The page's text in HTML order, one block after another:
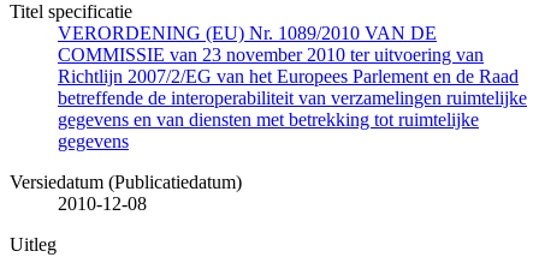
Titel specificatie
VERORDENING (EU) Nr. 1089/2010 VAN DE
COMMISSIE van 23 november 2010 ter uitvoering van
Richtlijn 2007/2/EG van het Europees Parlement en de Raad
betreffende de interoperabiliteit van verzamelingen ruimtelijke
gegevens en van diensten met betrekking tot ruimtelijke
gegevens
Versiedatum (Publicatiedatum)
2010-12-08
Uitleg